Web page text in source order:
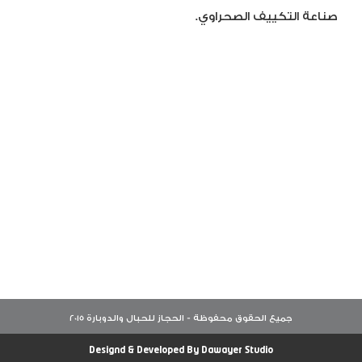
صناعة التكييف الصحراوي.
Designd & Developed By Dawayer Studio